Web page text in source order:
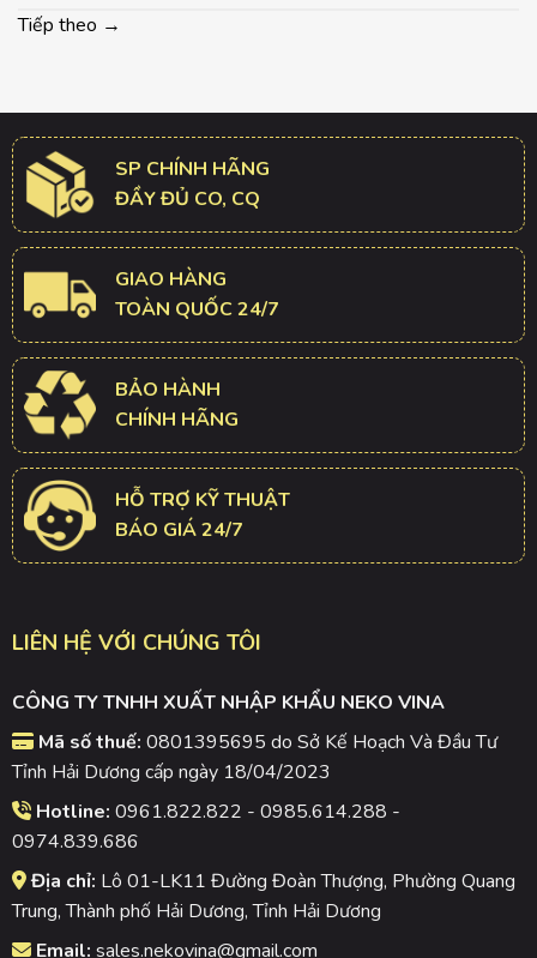
Tiếp theo →
SP CHÍNH HÃNG
ĐẦY ĐỦ CO, CQ
GIAO HÀNG
TOÀN QUỐC 24/7
BẢO HÀNH
CHÍNH HÃNG
HỖ TRỢ KỸ THUẬT
BÁO GIÁ 24/7
LIÊN HỆ VỚI CHÚNG TÔI
CÔNG TY TNHH XUẤT NHẬP KHẨU NEKO VINA
Mã số thuế: 0801395695 do Sở Kế Hoạch Và Đầu Tư
Tỉnh Hải Dương cấp ngày 18/04/2023
Hotline: 0961.822.822 - 0985.614.288 -
0974.839.686
Địa chỉ: Lô 01-LK11 Đường Đoàn Thượng, Phường Quang
Trung, Thành phố Hải Dương, Tỉnh Hải Dương
Email: sales.nekovina@gmail.com